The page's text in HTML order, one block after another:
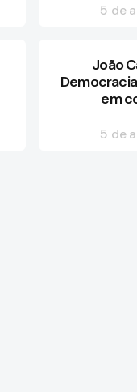
5 de
João
em
5 de